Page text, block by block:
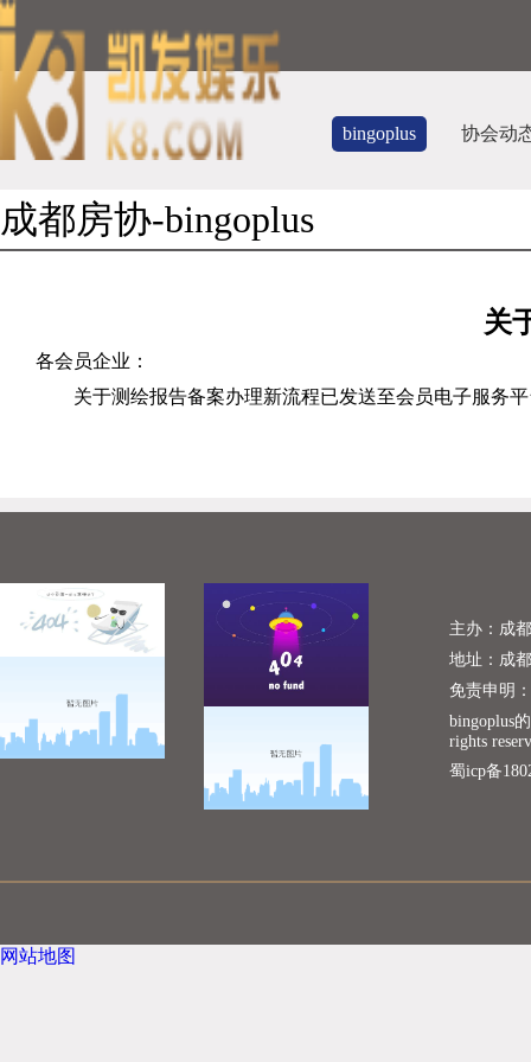
bingoplus 协会动
成都房协-bingoplus
关
各会员企业：
关于测绘报告备案办理新流程已发送至会员电子服务
主办：成
地址：成
免责申明
bingoplus
rights
蜀icp备
网站地图